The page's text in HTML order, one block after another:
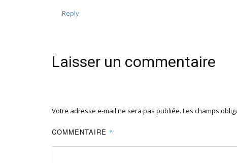
Reply
Laisser un commentaire
Votre adresse e-mail ne sera pas publiée. Les champs
COMMENTAIRE *